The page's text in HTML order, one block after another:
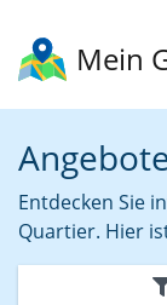
Mein
Entdecken Sie
Quartier. Hier